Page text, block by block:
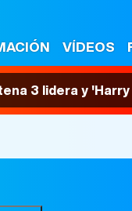
VÍDEOS
3 lidera y